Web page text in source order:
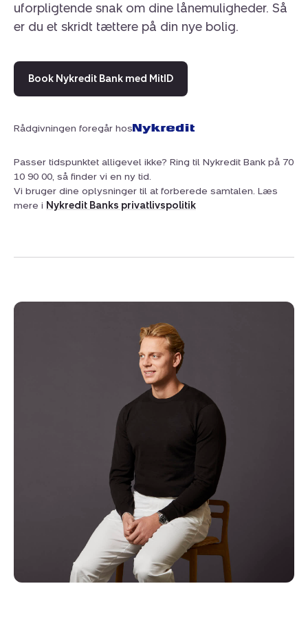
Dette fritidshus tilbyder en kombination af god plads og
en naturnær beliggenhed, der danner den rette base for
uforpligtende snak om dine lånemuligheder. Så
er du et skridt tættere på din nye bolig.
Book Nykredit Bank med MitID
Rådgivningen foregår hos
Passer tidspunktet alligevel ikke? Ring til Nykredit Bank på 70
10 90 00, så finder vi en ny tid.
Vi bruger dine oplysninger til at forberede samtalen. Læs
mere i Nykredit Banks privatlivspolitik